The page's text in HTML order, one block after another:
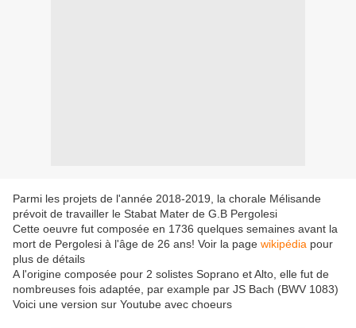
Parmi les projets de l'année 2018-2019, la chorale Mélisande
prévoit de travailler le Stabat Mater de G.B Pergolesi
Cette oeuvre fut composée en 1736 quelques semaines avant la
mort de Pergolesi à l'âge de 26 ans! Voir la page wikipédia pour
plus de détails
A l'origine composée pour 2 solistes Soprano et Alto, elle fut de
nombreuses fois adaptée, par example par JS Bach (BWV 1083)
Voici une version sur Youtube avec choeurs